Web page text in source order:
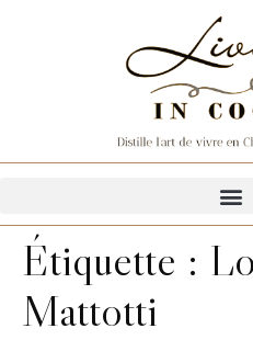
Étiquette :
Mattotti